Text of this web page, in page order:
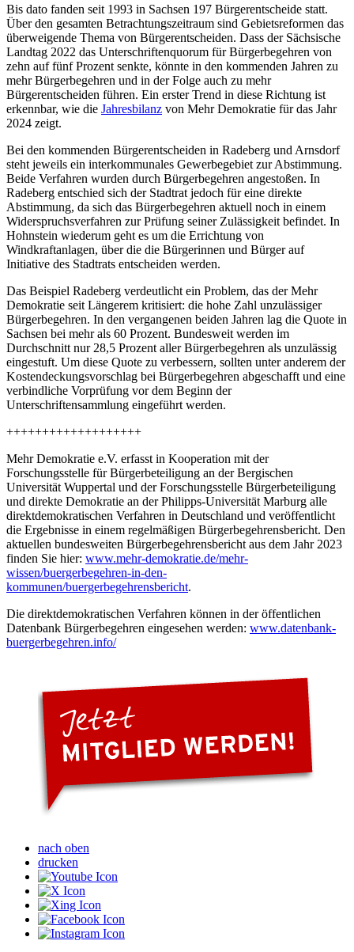
Bis dato fanden seit 1993 in Sachsen 197 Bürgerentscheide statt.
Über den gesamten Betrachtungszeitraum sind Gebietsreformen das
überweigende Thema von Bürgerentscheiden. Dass der Sächsische
Landtag 2022 das Unterschriftenquorum für Bürgerbegehren von
zehn auf fünf Prozent senkte, könnte in den kommenden Jahren zu
mehr Bürgerbegehren und in der Folge auch zu mehr
Bürgerentscheiden führen. Ein erster Trend in diese Richtung ist
erkennbar, wie die Jahresbilanz von Mehr Demokratie für das Jahr
2024 zeigt.
Bei den kommenden Bürgerentscheiden in Radeberg und Arnsdorf
steht jeweils ein interkommunales Gewerbegebiet zur Abstimmung.
Beide Verfahren wurden durch Bürgerbegehren angestoßen. In
Radeberg entschied sich der Stadtrat jedoch für eine direkte
Abstimmung, da sich das Bürgerbegehren aktuell noch in einem
Widerspruchsverfahren zur Prüfung seiner Zulässigkeit befindet. In
Hohnstein wiederum geht es um die Errichtung von
Windkraftanlagen, über die die Bürgerinnen und Bürger auf
Initiative des Stadtrats entscheiden werden.
Das Beispiel Radeberg verdeutlicht ein Problem, das der Mehr
Demokratie seit Längerem kritisiert: die hohe Zahl unzulässiger
Bürgerbegehren. In den vergangenen beiden Jahren lag die Quote in
Sachsen bei mehr als 60 Prozent. Bundesweit werden im
Durchschnitt nur 28,5 Prozent aller Bürgerbegehren als unzulässig
eingestuft. Um diese Quote zu verbessern, sollten unter anderem der
Kostendeckungsvorschlag bei Bürgerbegehren abgeschafft und eine
verbindliche Vorprüfung vor dem Beginn der
Unterschriftensammlung eingeführt werden.
+++++++++++++++++++
Mehr Demokratie e.V. erfasst in Kooperation mit der
Forschungsstelle für Bürgerbeteiligung an der Bergischen
Universität Wuppertal und der Forschungsstelle Bürgerbeteiligung
und direkte Demokratie an der Philipps-Universität Marburg alle
direktdemokratischen Verfahren in Deutschland und veröffentlicht
die Ergebnisse in einem regelmäßigen Bürgerbegehrensbericht. Den
aktuellen bundesweiten Bürgerbegehrensbericht aus dem Jahr 2023
finden Sie hier: www.mehr-demokratie.de/mehr-
wissen/buergerbegehren-in-den-
kommunen/buergerbegehrensbericht.
Die direktdemokratischen Verfahren können in der öffentlichen
Datenbank Bürgerbegehren eingesehen werden: www.datenbank-
buergerbegehren.info/
nach oben
drucken